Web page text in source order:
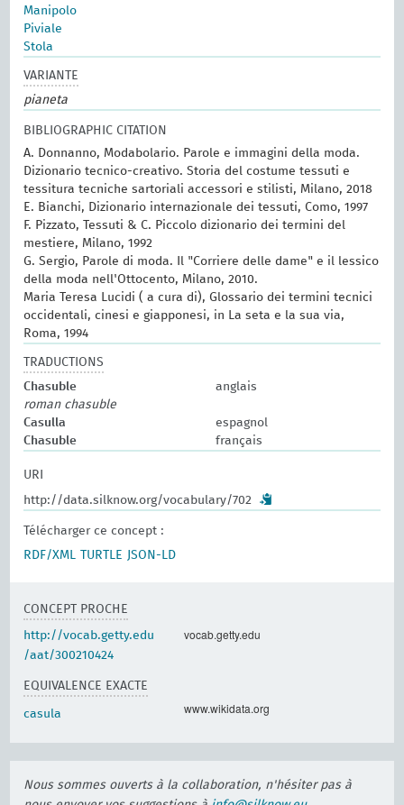
Manipolo
Piviale
Stola
VARIANTE
pianeta
BIBLIOGRAPHIC CITATION
A. Donnanno, Modabolario. Parole e immagini della moda.
Dizionario tecnico-creativo. Storia del costume tessuti e
tessitura tecniche sartoriali accessori e stilisti, Milano, 2018
E. Bianchi, Dizionario internazionale dei tessuti, Como, 1997
F. Pizzato, Tessuti & C. Piccolo dizionario dei termini del
mestiere, Milano, 1992
G. Sergio, Parole di moda. Il "Corriere delle dame" e il lessico
della moda nell'Ottocento, Milano, 2010.
Maria Teresa Lucidi ( a cura di), Glossario dei termini tecnici
occidentali, cinesi e giapponesi, in La seta e la sua via,
Roma, 1994
TRADUCTIONS
Chasuble
anglais
roman chasuble
Casulla
espagnol
Chasuble
français
URI
http://data.silknow.org/vocabulary/702
Télécharger ce concept :
RDF/XML
TURTLE JSON-LD
CONCEPT PROCHE
http://vocab.getty.edu
/aat/300210424
vocab.getty.edu
EQUIVALENCE EXACTE
casula www.wikidata.org
Nous sommes ouverts à la collaboration, n'hésiter pas à